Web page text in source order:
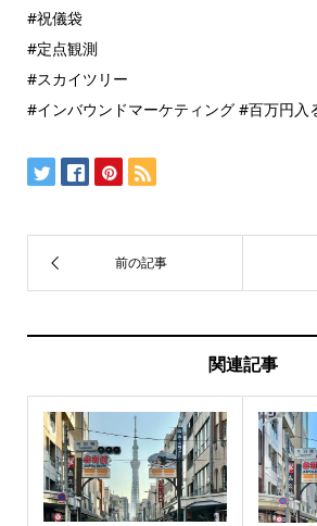
#祝儀袋
#定点観測
#スカイツリー
#インバウンドマーケティング #百万円入
関連記事